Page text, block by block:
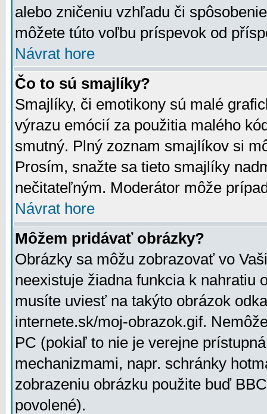
alebo zničeniu vzhľadu či
môžete túto voľbu príspevok od
Návrat hore
Čo to sú smajlíky?
Smajlíky, či emotikony sú malé
výrazu emócií za použitia malého
smutný. Plný zoznam smajlíkov si
Prosím, snažte sa tieto smajlíky
nečitateľným. Moderátor môže
Návrat hore
Môžem pridávať obrázky?
Obrázky sa môžu zobrazovať vo
neexistuje žiadna funkcia k nahratiu
musíte uviesť na takýto obrázok
internete.sk/moj-obrazok.gif.
PC (pokiaľ to nie je verejne
mechanizmami, napr. schránky
zobrazeniu obrázku použite buď
povolené).